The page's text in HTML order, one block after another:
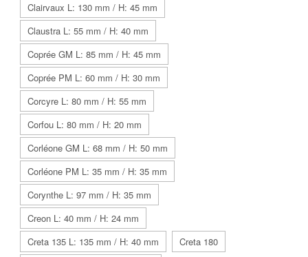
Clairvaux L: 130 mm / H: 45 mm
Claustra L: 55 mm / H: 40 mm
Coprée GM L: 85 mm / H: 45 mm
Coprée PM L: 60 mm / H: 30 mm
Corcyre L: 80 mm / H: 55 mm
Corfou L: 80 mm / H: 20 mm
Corléone GM L: 68 mm / H: 50 mm
Corléone PM L: 35 mm / H: 35 mm
Corynthe L: 97 mm / H: 35 mm
Creon L: 40 mm / H: 24 mm
Creta 135 L: 135 mm / H: 40 mm
Creta 180